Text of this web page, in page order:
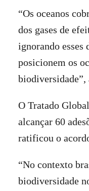
“Os oceanos
dos gases de
ignorando esses
posicionem os
biodiversidade”,
O Tratado
alcançar 60
ratificou o
“No contexto
biodiversidade